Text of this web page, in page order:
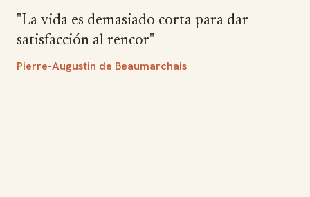
"La vida es demasiado corta para dar
satisfacción al rencor"
Pierre-Augustin de Beaumarchais